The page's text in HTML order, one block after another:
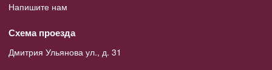
Напишите нам
Схема проезда
Дмитрия Ульянова ул., д. 31